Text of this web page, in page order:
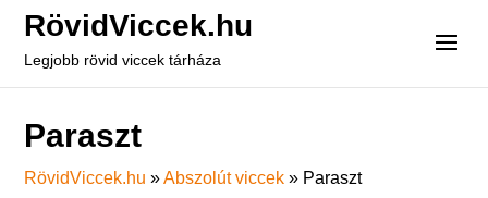
RövidViccek.hu
Legjobb rövid viccek tárháza
Paraszt
RövidViccek.hu »Abszolút viccek » Paraszt